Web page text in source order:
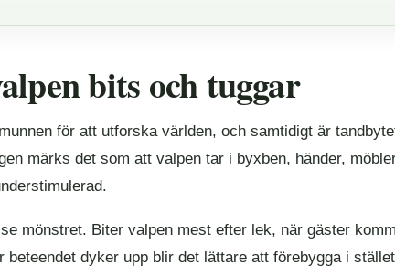
bits och tuggar
för att utforska världen, och samtidigt är
märks det som att valpen tar i byxben, händer,
mönstret. Biter valpen mest efter lek, när gäster
beteendet dyker upp blir det lättare att förebygga i